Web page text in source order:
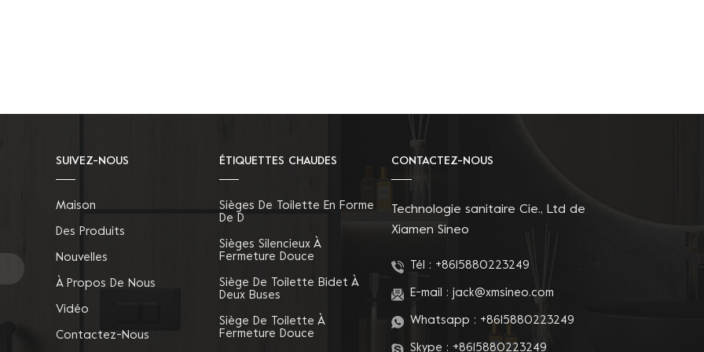
SUIVEZ-NOUS
Maison
Des Produits
Nouvelles
À Propos De Nous
Vidéo
Contactez-Nous
ÉTIQUETTES CHAUDES
Sièges De Toilette En Forme
De D
Sièges Silencieux À
Fermeture Douce
Siège De Toilette Bidet À
Deux Buses
Siège De Toilette À
Fermeture Douce
CONTACTEZ-NOUS
Technologie sanitaire Cie., Ltd de
Xiamen Sineo
Tél : +8615880223249
E-mail : jack@xmsineo.com
Whatsapp : +8615880223249
Skype : +8615880223249